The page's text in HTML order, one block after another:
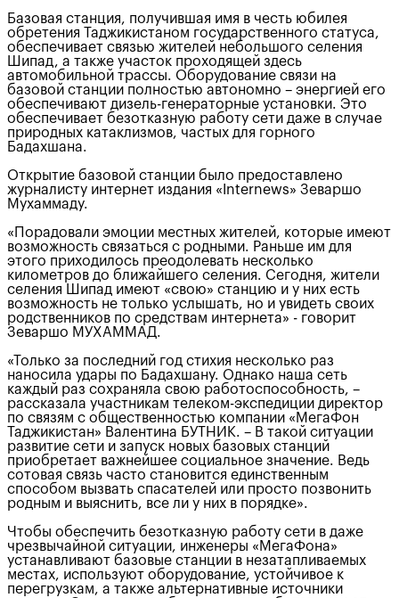
Базовая станция, получившая имя в честь юбилея
обретения Таджикистаном государственного статуса,
обеспечивает связью жителей небольшого селения
Шипад, а также участок проходящей здесь
автомобильной трассы. Оборудование связи на
базовой станции полностью автономно – энергией его
обеспечивают дизель-генераторные установки. Это
обеспечивает безотказную работу сети даже в случае
природных катаклизмов, частых для горного
Бадахшана.
Открытие базовой станции было предоставлено
журналисту интернет издания «Internews» Зеваршо
Мухаммаду.
«Порадовали эмоции местных жителей, которые имеют
возможность связаться с родными. Раньше им для
этого приходилось преодолевать несколько
километров до ближайшего селения. Сегодня, жители
селения Шипад имеют «свою» станцию и у них есть
возможность не только услышать, но и увидеть своих
родственников по средствам интернета» - говорит
Зеваршо МУХАММАД.
«Только за последний год стихия несколько раз
наносила удары по Бадахшану. Однако наша сеть
каждый раз сохраняла свою работоспособность, –
рассказала участникам телеком-экспедиции директор
по связям с общественностью компании «МегаФон
Таджикистан» Валентина БУТНИК. – В такой ситуации
развитие сети и запуск новых базовых станций
приобретает важнейшее социальное значение. Ведь
сотовая связь часто становится единственным
способом вызвать спасателей или просто позвонить
родным и выяснить, все ли у них в порядке».
Чтобы обеспечить безотказную работу сети в даже
чрезвычайной ситуации, инженеры «МегаФона»
устанавливают базовые станции в незатапливаемых
местах, используют оборудование, устойчивое к
перегрузкам, а также альтернативные источники